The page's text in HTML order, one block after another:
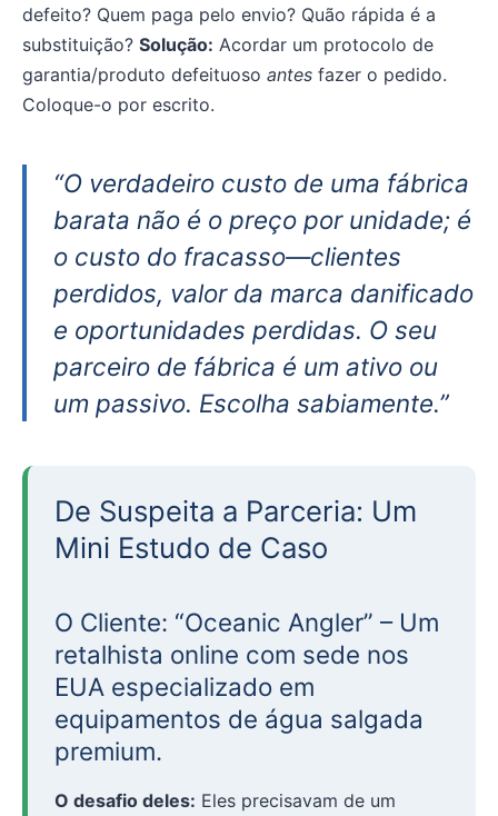
defeito? Quem paga pelo envio? Quão rápida é a
substituição? Solução: Acordar um protocolo de
garantia/produto defeituoso antes fazer o pedido.
Coloque-o por escrito.
“O verdadeiro custo de uma fábrica
barata não é o preço por unidade; é
o custo do fracasso—clientes
perdidos, valor da marca danificado
e oportunidades perdidas. O seu
parceiro de fábrica é um ativo ou
um passivo. Escolha sabiamente.”
De Suspeita a Parceria: Um
Mini Estudo de Caso
O Cliente: “Oceanic Angler” – Um
retalhista online com sede nos
EUA especializado em
equipamentos de água salgada
premium.
O desafio deles: Eles precisavam de um